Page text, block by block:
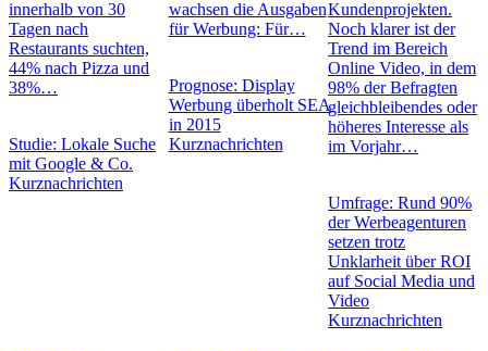
innerhalb von 30
Tagen nach
Restaurants suchten,
44% nach Pizza und
38%…
Studie: Lokale Suche
mit Google & Co.
Kurznachrichten
wachsen die Ausgaben
für Werbung: Für…
Prognose: Display
Werbung überholt SEA
in 2015
Kurznachrichten
Kundenprojekten.
Noch klarer ist der
Trend im Bereich
Online Video, in dem
98% der Befragten
gleichbleibendes oder
höheres Interesse als
im Vorjahr…
Umfrage: Rund 90%
der Werbeagenturen
setzen trotz
Unklarheit über ROI
auf Social Media und
Video
Kurznachrichten